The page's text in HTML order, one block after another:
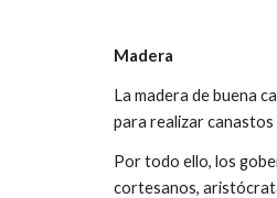
Madera
La madera de buena
para realizar
Por todo ello, los
cortesanos,